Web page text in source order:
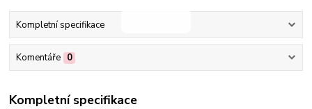
Kompletní specifikace
Komentáře 0
Kompletní specifikace